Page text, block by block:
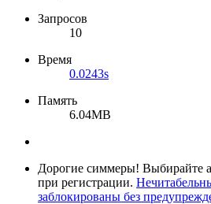
Запросов
10
Время
0.0243s
Память
6.04MB
Дорогие симмеры! Выбирайте
при регистрации.
заблокированы без